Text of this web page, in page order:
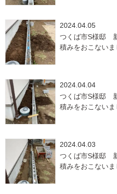
2024.04.05
つくば市S様邸
積みをおこないま
2024.04.04
つくば市S様邸
積みをおこないま
2024.04.03
つくば市S様邸
積みをおこないま